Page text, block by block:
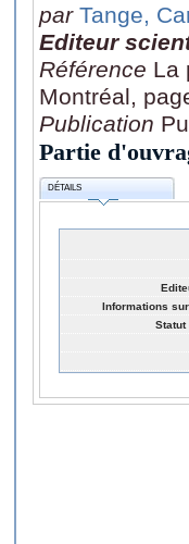
par Tange,
Editeur
Référence La
Montréal,
Publication
Partie
DÉTAILS
Informations
Statut